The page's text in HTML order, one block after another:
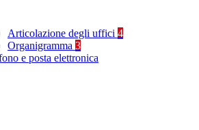
Articolazione degli uffici 4
Organigramma 3
e posta elettronica